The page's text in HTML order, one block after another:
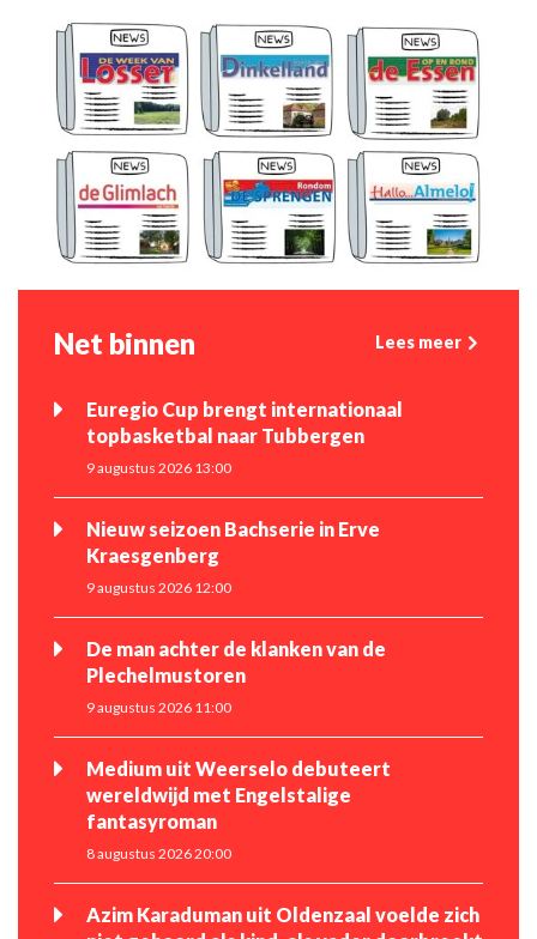
Net binnen Lees meer
Euregio Cup brengt internationaal
topbasketbal naar Tubbergen
9 augustus 2026 13:00
Nieuw seizoen Bachserie in Erve
Kraesgenberg
9 augustus 2026 12:00
De man achter de klanken van de
Plechelmustoren
9 augustus 2026 11:00
Medium uit Weerselo debuteert
wereldwijd met Engelstalige
fantasyroman
8 augustus 2026 20:00
Azim Karaduman uit Oldenzaal voelde zich